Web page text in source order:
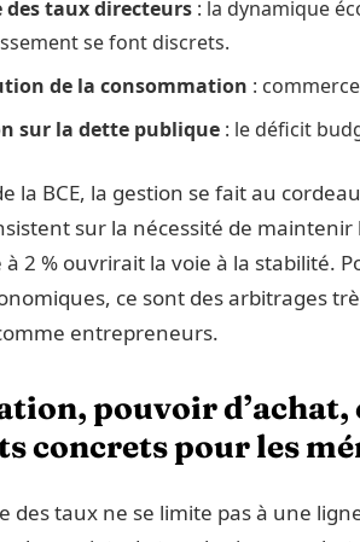
des taux directeurs : la dynamique
se font discrets.
de la consommation :
sur la dette publique : le déficit
la BCE, la gestion se fait au
sur la nécessité de
2 % ouvrirait la voie à la stabilité.
ce sont des arbitrages
entrepreneurs.
pouvoir d’achat,
concrets pour les
des taux ne se limite pas à une